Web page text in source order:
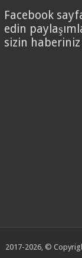
Facebook
edin
sizin
2017-2026, ©